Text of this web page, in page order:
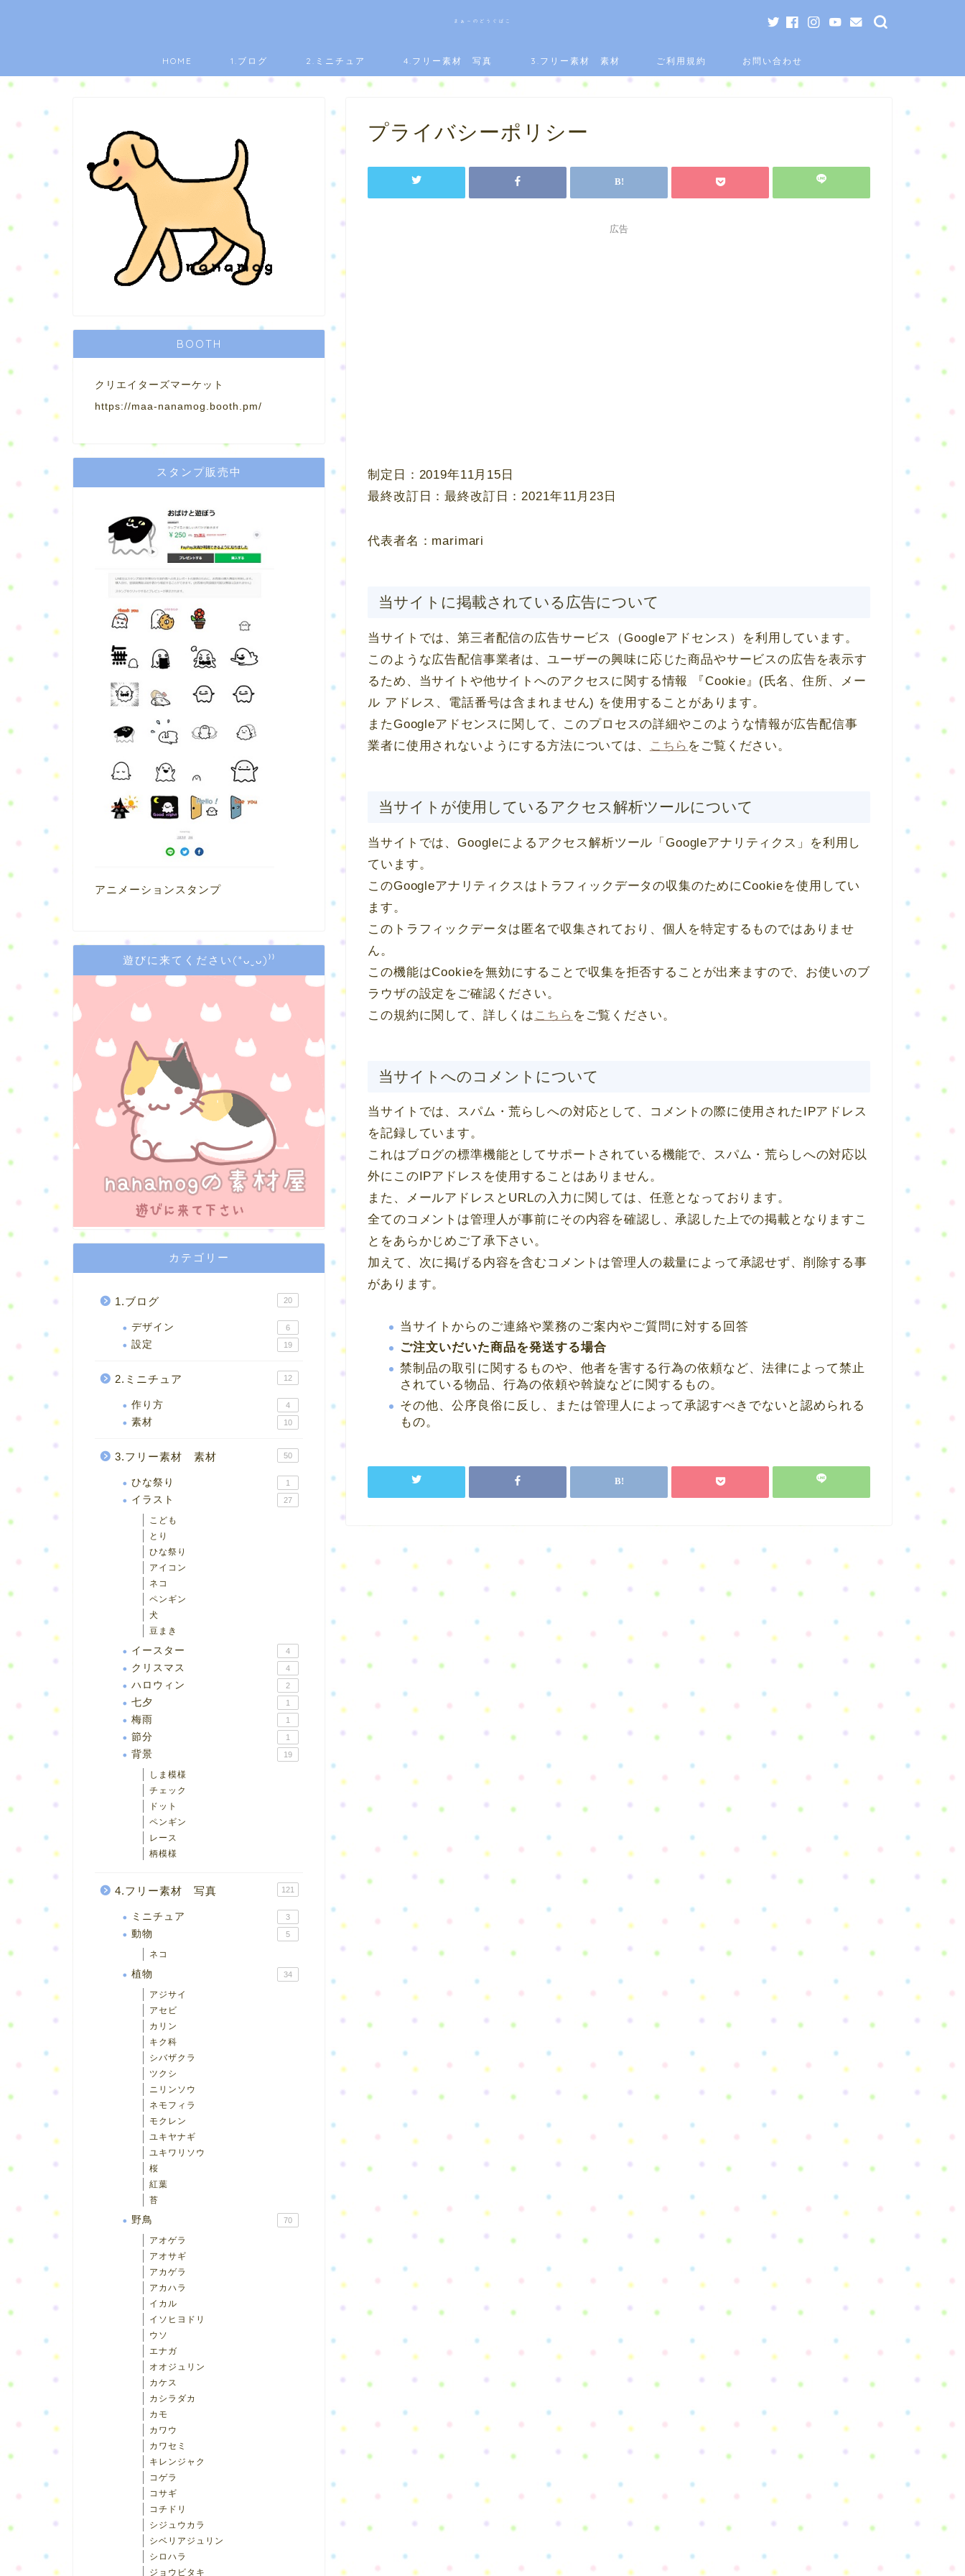
まぁ～のどうぐばこ
HOME 1.ブログ 2.ミニチュア 4.フリー素材 写真 3.フリー素材 素材 ご利用規約 お問い合わせ
プライバシーポリシー
広告
制定日：2019年11月15日
最終改訂日：最終改訂日：2021年11月23日
代表者名：marimari
当サイトに掲載されている広告について
当サイトでは、第三者配信の広告サービス（Googleアドセンス）を利用しています。
このような広告配信事業者は、ユーザーの興味に応じた商品やサービスの広告を表示す
るため、当サイトや他サイトへのアクセスに関する情報 『Cookie』(氏名、住所、メー
ル アドレス、電話番号は含まれません) を使用することがあります。
またGoogleアドセンスに関して、このプロセスの詳細やこのような情報が広告配信事
業者に使用されないようにする方法については、
こちら をご覧ください。
当サイトが使用しているアクセス解析ツールについて
当サイトでは、Googleによるアクセス解析ツール「Googleアナリティクス」を利用し
ています。
このGoogleアナリティクスはトラフィックデータの収集のためにCookieを使用してい
ます。
このトラフィックデータは匿名で収集されており、個人を特定するものではありませ
ん。
この機能はCookieを無効にすることで収集を拒否することが出来ますので、お使いのブ
ラウザの設定をご確認ください。
この規約に関して、詳しくは こちら をご覧ください。
当サイトへのコメントについて
当サイトでは、スパム・荒らしへの対応として、コメントの際に使用されたIPアドレス
を記録しています。
これはブログの標準機能としてサポートされている機能で、スパム・荒らしへの対応以
外にこのIPアドレスを使用することはありません。
また、メールアドレスとURLの入力に関しては、任意となっております。
全てのコメントは管理人が事前にその内容を確認し、承認した上での掲載となりますこ
とをあらかじめご了承下さい。
加えて、次に掲げる内容を含むコメントは管理人の裁量によって承認せず、削除する事
があります。
当サイトからのご連絡や業務のご案内やご質問に対する回答
ご注文いだいた商品を発送する場合
禁制品の取引に関するものや、他者を害する行為の依頼など、法律によって禁止
されている物品、行為の依頼や斡旋などに関するもの。
その他、公序良俗に反し、または管理人によって承認すべきでないと認められる
もの。
BOOTH
クリエイターズマーケット
https://maa-nanamog.booth.pm/
スタンプ販売中
アニメーションスタンプ
遊びに来てください(*ᴗˬᴗ)⁾⁾
カテゴリー
1.ブログ 20
デザイン 6
設定 19
2.ミニチュア 12
作り方 4
素材 10
3.フリー素材 素材 50
ひな祭り 1
イラスト 27
こども
とり
ひな祭り
アイコン
ネコ
ペンギン
犬
豆まき
イースター 4
クリスマス 4
ハロウィン 2
七夕 1
梅雨 1
節分 1
背景 19
しま模様
チェック
ドット
ペンギン
レース
柄模様
4.フリー素材 写真 121
ミニチュア 3
動物 5
ネコ
植物 34
アジサイ
アセビ
カリン
キク科
シバザクラ
ツクシ
ニリンソウ
ネモフィラ
モクレン
ユキヤナギ
ユキワリソウ
桜
紅葉
苔
野鳥 70
アオゲラ
アオサギ
アカゲラ
アカハラ
イカル
イソヒヨドリ
ウソ
エナガ
オオジュリン
カケス
カシラダカ
カモ
カワウ
カワセミ
キレンジャク
コゲラ
コサギ
コチドリ
シジュウカラ
シベリアジュリン
シロハラ
ジョウビタキ